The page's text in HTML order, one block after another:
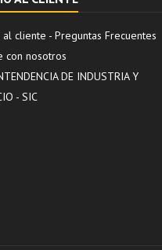
cliente - Preguntas Frecuentes
con nosotros
DE INDUSTRIA Y
- SIC